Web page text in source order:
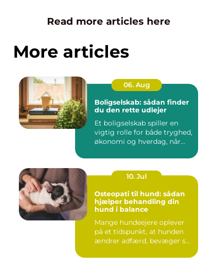
Read more articles here
More articles
06. Aug
Boligselskab: sådan finder
du den rette udlejer
Et boligselskab spiller en
vigtig rolle for både tryghed,
økonomi og hverdag, når...
10. Jul
Osteopati til hund: sådan
hjælper behandling din
hund i balance
Mange hundeejere oplever
på et tidspunkt, at hunden
ændrer adfærd, bevæger s...